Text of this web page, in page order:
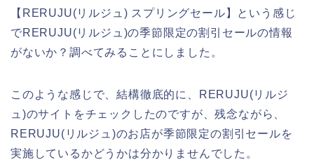
【RERUJU(リルジュ) スプリングセール】という感じ
でRERUJU(リルジュ)の季節限定の割引セールの情報
がないか？調べてみることにしました。
このような感じで、結構徹底的に、RERUJU(リルジ
ュ)のサイトをチェックしたのですが、残念ながら、
RERUJU(リルジュ)のお店が季節限定の割引セールを
実施しているかどうかは分かりませんでした。